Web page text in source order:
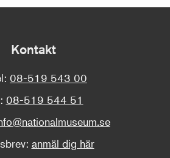
Kontakt
08-519 543 00
08-519 544 51
anmäl dig här